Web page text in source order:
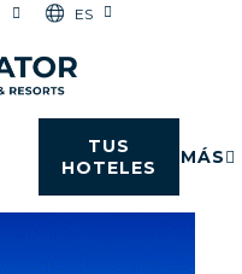
ES
TUS
HOTELES
MÁS